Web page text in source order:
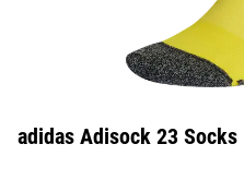
adidas Adisock 23 Socks